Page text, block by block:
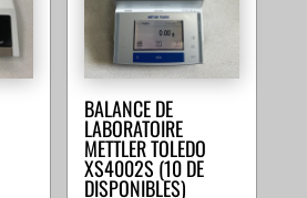
BALANCE DE
LABORATOIRE
METTLER TOLEDO
XS4002S (10 DE
DISPONIBLES)